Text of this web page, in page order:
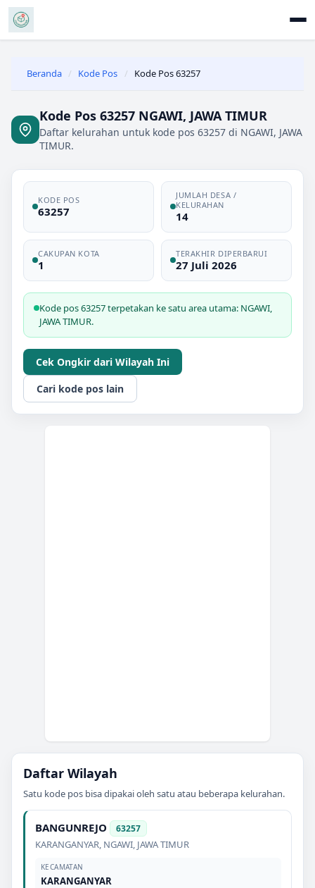
Beranda / Kode Pos / Kode Pos 63257
Kode Pos 63257 NGAWI, JAWA TIMUR
Daftar kelurahan untuk kode pos 63257 di NGAWI, JAWA
TIMUR.
KODE POS
63257
JUMLAH DESA /
KELURAHAN
14
CAKUPAN KOTA
1
TERAKHIR DIPERBARUI
27 Juli 2026
Kode pos 63257 terpetakan ke satu area utama: NGAWI,
JAWA TIMUR.
Cek Ongkir dari Wilayah Ini
Cari kode pos lain
Daftar Wilayah
Satu kode pos bisa dipakai oleh satu atau beberapa kelurahan.
BANGUNREJO 63257
KARANGANYAR, NGAWI, JAWA TIMUR
KECAMATAN
KARANGANYAR